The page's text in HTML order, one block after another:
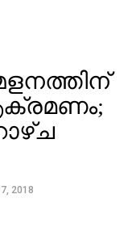
2018